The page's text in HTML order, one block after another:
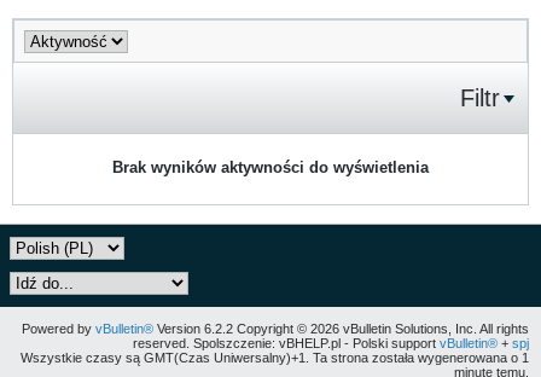
Filtr
Brak wyników aktywności do wyświetlenia
Powered by vBulletin® Version 6.2.2 Copyright © 2026 vBulletin Solutions, Inc. All rights
reserved. Spolszczenie: vBHELP.pl - Polski support vBulletin® + spj
Wszystkie czasy są GMT(Czas Uniwersalny)+1. Ta strona została wygenerowana o 1
minutę temu.